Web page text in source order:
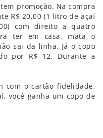
promoção. Na compra
R$ 20,00 (1 litro de açaí
com direito a quatro
ter em casa, mata o
sai da linha. Já o copo
por R$ 12. Durante a
com o cartão fidelidade.
você ganha um copo de